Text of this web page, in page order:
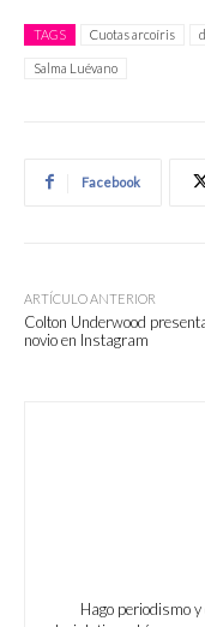
TAGS Cuotas arcoíris
Salma Luévano
Facebook
ARTÍCULO ANTERIOR
Colton Underwood
novio en Instagram
Hago periodismo